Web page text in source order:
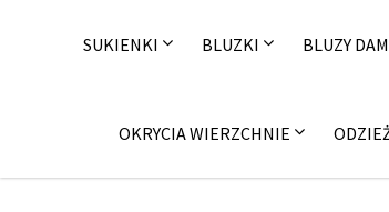
SUKIENKI BLUZKI BLUZY
OKRYCIA WIERZCHNIE